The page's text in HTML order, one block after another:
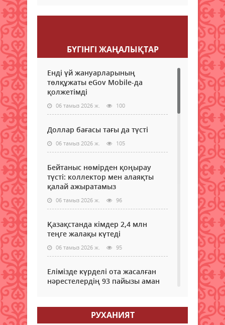
БҮГІНГI ЖАҢАЛЫҚТАР
Енді үй жануарларының
төлқұжаты eGov Mobile-да
қолжетімді
06 тамыз 2026 ж. 100
Доллар бағасы тағы да түсті
06 тамыз 2026 ж. 105
Бейтаныс нөмірден қоңырау
түсті: коллектор мен алаяқты
қалай ажыратамыз
06 тамыз 2026 ж. 96
Қазақстанда кімдер 2,4 млн
теңге жалақы күтеді
06 тамыз 2026 ж. 95
Елімізде күрделі ота жасалған
нәрестелердің 93 пайызы аман
РУХАНИЯТ